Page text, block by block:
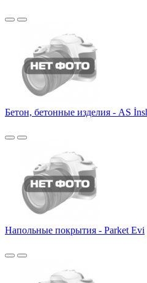
Бетон, бетонные изделия - AS
Напольные покрытия - Parket Evi